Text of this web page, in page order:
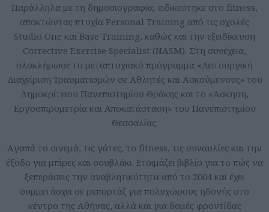
Παράλληλα με τη δημοσιογραφία, ειδικεύτηκε στο fitness,
αποκτώντας πτυχία Personal Training από τις σχολές
Studio One και Base Training, καθώς και την εξειδίκευση
Corrective Exercise Specialist (NASM). Στη συνέχεια,
ολοκλήρωσε το μεταπτυχιακό πρόγραμμα «Λειτουργική
Διαχείριση Τραυματισμών σε Αθλητές και Ασκούμενους» του
Δημοκρίτειου Πανεπιστημίου Θράκης και το «Άσκηση,
Εργοσπιρομετρία και Αποκατάσταση» του Πανεπιστημίου
Θεσσαλίας.
Aγαπά το σινεμά, τις γάτες, το fitness, τις συναυλίες και την
έξοδο για μπίρες και σουβλάκι. Ετοιμάζει βιβλίο για το πώς να
ξεπεράσεις την αναβλητικότητα από το 2004 και έχει
συμμετάσχει σε ρεπορτάζ για πολυχώρους ηδονής στο
κέντρο της Αθήνας, αλλά και για δομές φροντίδας